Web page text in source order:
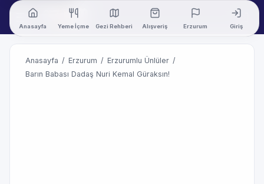
Anasayfa Yeme İçme Gezi Rehberi Alışveriş Erzurum Giriş
Anasayfa / Erzurum / Erzurumlu Ünlüler /
Barın Babası Dadaş Nuri Kemal Güraksın!